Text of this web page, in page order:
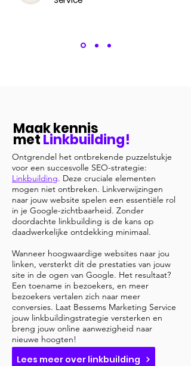
Maak kennis
metLinkbuilding!
Ontgrendel het ontbrekende puzzelstukje
voor een succesvolle SEO-strategie:
Linkbuilding. Deze cruciale elementen
mogen niet ontbreken. Linkverwijzingen
naar jouw website spelen een essentiële rol
in je Google-zichtbaarheid. Zonder
doordachte linkbuilding is de kans op
daadwerkelijke ontdekking minimaal.
Wanneer hoogwaardige websites naar jou
linken, versterkt dit de prestaties van jouw
site in de ogen van Google. Het resultaat?
Een toename in bezoekers, en meer
bezoekers vertalen zich naar meer
conversies. Laat Bessems Marketing Service
jouw linkbuildingstrategie versterken en
breng jouw online aanwezigheid naar
nieuwe hoogten!
Lees meer over linkbuilding